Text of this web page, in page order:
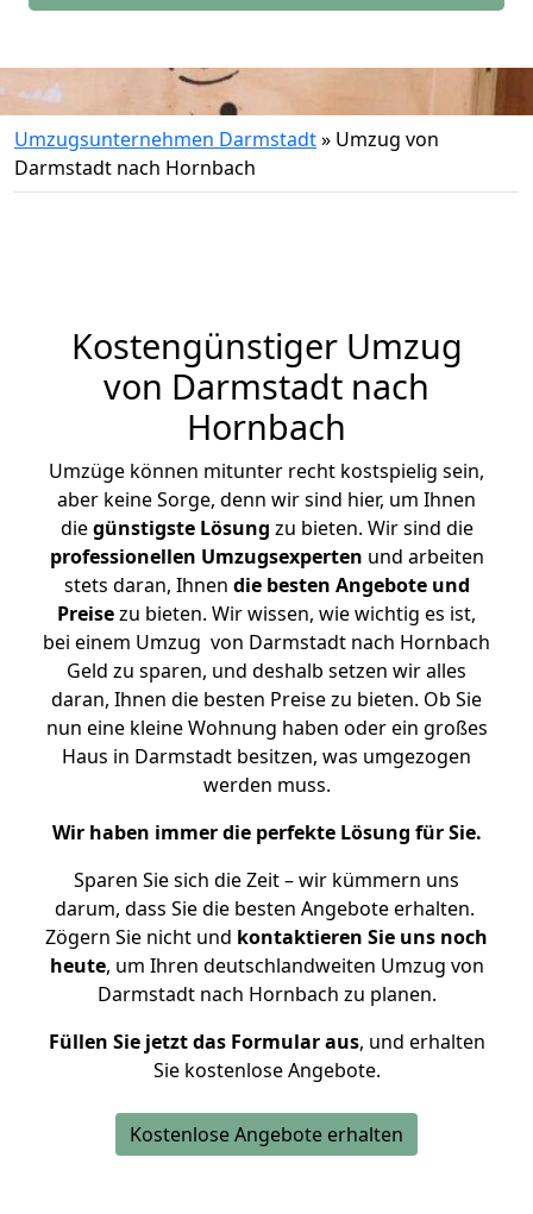
Umzugsunternehmen Darmstadt» Umzug von
Darmstadt nach Hornbach
Kostengünstiger Umzug
von Darmstadt nach
Hornbach
Umzüge können mitunter recht kostspielig sein,
aber keine Sorge, denn wir sind hier, um Ihnen
diegünstigste Lösung zu bieten. Wir sind die
professionellen Umzugsexperten und arbeiten
stets daran, Ihnen die besten Angebote und
Preisezu bieten. Wir wissen, wie wichtig es ist,
bei einem Umzug von Darmstadt nach Hornbach
Geld zu sparen, und deshalb setzen wir alles
daran, Ihnen die besten Preise zu bieten. Ob Sie
nun eine kleine Wohnung haben oder ein großes
Haus in Darmstadt besitzen, was umgezogen
werden muss.
Wir haben immer die perfekte Lösung für Sie.
Sparen Sie sich die Zeit – wir kümmern uns
darum, dass Sie die besten Angebote erhalten.
Zögern Sie nicht und kontaktieren Sie uns noch
heute, um Ihren deutschlandweiten Umzug von
Darmstadt nach Hornbach zu planen.
Füllen Sie jetzt das Formular aus, und erhalten
Sie kostenlose Angebote.
Kostenlose Angebote erhalten